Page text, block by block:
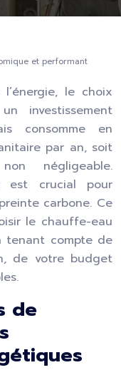
et performant
le choix
investissement
consomme en
par an, soit
négligeable.
est crucial pour
carbone. Ce
le chauffe-eau
tenant compte de
de votre budget
de